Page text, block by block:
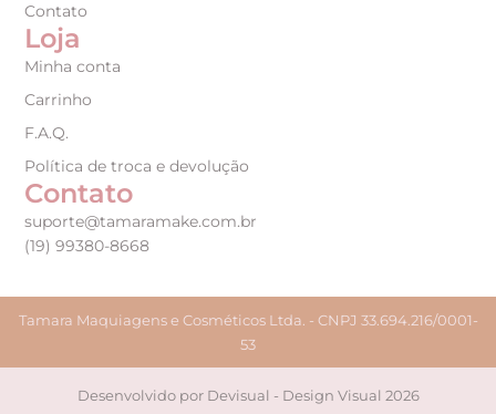
Contato
Loja
Minha conta
Carrinho
F.A.Q.
Política de troca e devolução
Contato
suporte@tamaramake.com.br
(19) 99380-8668
Tamara Maquiagens e Cosméticos Ltda. - CNPJ 33.694.216/0001-
53
Desenvolvido por Devisual - Design Visual 2026